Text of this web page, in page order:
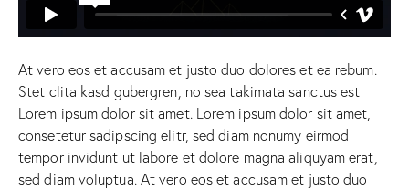
At vero eos et accusam et justo duo dolores et ea rebum.
Stet clita kasd gubergren, no sea takimata sanctus est
Lorem ipsum dolor sit amet. Lorem ipsum dolor sit amet,
consetetur sadipscing elitr, sed diam nonumy eirmod
tempor invidunt ut labore et dolore magna aliquyam erat,
sed diam voluptua. At vero eos et accusam et justo duo